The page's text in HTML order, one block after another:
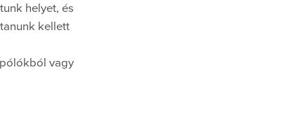
helyet, és
kellett
vagy